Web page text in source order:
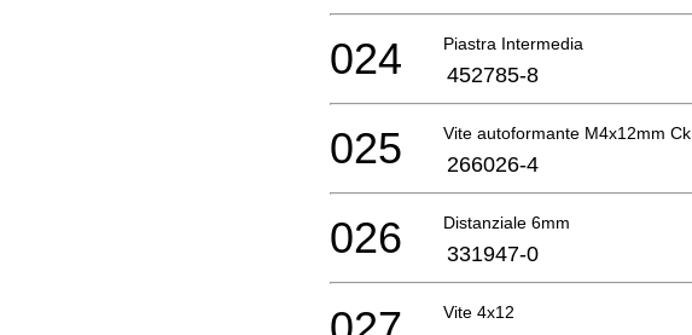
Piastra Intermedia
024 452785-8
Vite autoformante M4x12mm Ck
025 266026-4
Distanziale 6mm
026 331947-0
Vite 4x12